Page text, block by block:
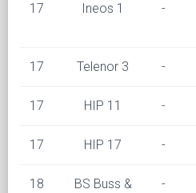
17 Ineos 1 -
17 Telenor 3 -
17 HIP 11 -
17 HIP 17 -
18
BS Buss &
-